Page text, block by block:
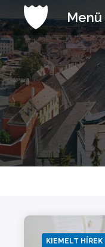
a
tartalomhoz
Menü
KIEMELT HÍREK